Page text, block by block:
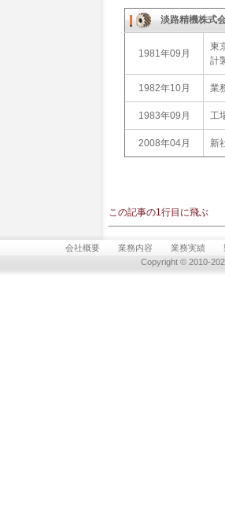
淡路精機株式
1981年09月
東
計
1982年10月 業
1983年09月 工
2008年04月 新
この記事の1行目に飛ぶ
会社概要 業務内容 業務実績
Copyright © 2010-